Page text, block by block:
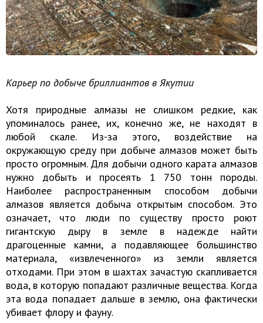
Карьер по добыче бриллиантов в Якутии
Хотя природные алмазы не слишком редкие, как
упоминалось ранее, их, конечно же, не находят в
любой скале. Из-за этого, воздействие на
окружающую среду при добыче алмазов может быть
просто огромным. Для добычи одного карата алмазов
нужно добыть и просеять 1 750 тонн породы.
Наиболее распространенным способом добычи
алмазов является добыча открытым способом. Это
означает, что люди по существу просто роют
гигантскую дыру в земле в надежде найти
драгоценные камни, а подавляющее большинство
материала, «извлеченного» из земли является
отходами. При этом в шахтах зачастую скапливается
вода, в которую попадают различные вещества. Когда
эта вода попадает дальше в землю, она фактически
убивает флору и фауну.